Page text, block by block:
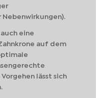
eine
auf dem
lässt sich